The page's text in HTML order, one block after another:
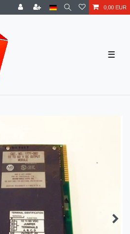
0,00 EUR
☰